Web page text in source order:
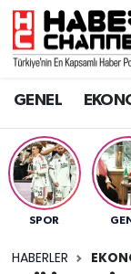
GENEL
SPOR
HABERLER
GENEL
SPOR
SAĞLIK
EĞİTİM
Nöbetçi
Trafik
Süper Lig
Tüm